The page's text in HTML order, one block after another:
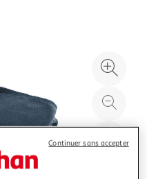
à
100
le
Continuer sans accepter